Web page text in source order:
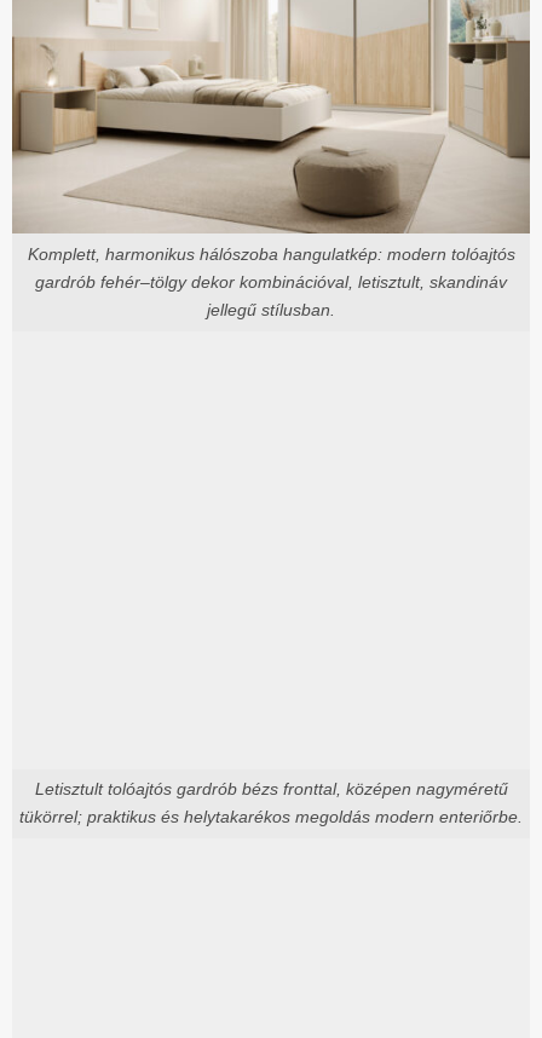
Komplett, harmonikus hálószoba hangulatkép: modern tolóajtós
gardrób fehér–tölgy dekor kombinációval, letisztult, skandináv
jellegű stílusban.
Letisztult tolóajtós gardrób bézs fronttal, középen nagyméretű
tükörrel; praktikus és helytakarékos megoldás modern enteriőrbe.